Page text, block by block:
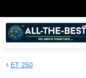
ET 250